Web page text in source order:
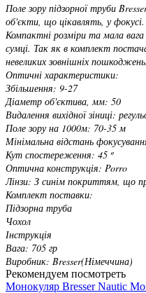
Поле зору підзорної труби
об'єкти, що цікавлять, у
Компактні розміри та мала
сумці. Так як в комплект
невеликих зовнішніх пошкоджень.
Оптичні характеристики:
Збільшення: 9-27
Діаметр об'єктива, мм: 50
Видалення вихідної зіниці:
Поле зору на 1000м: 70-35 м
Мінімальна відстань
Кут спостереження: 45 º
Оптична конструкція: Porro
Лінзи: З синім покриттям, що
Комплект поставки:
Підзорна труба
Чохол
Інструкція
Вага: 705 гр
Виробник: Bresser(Німеччина)
Рекомендуем посмотреть
Монокуляр Bresser Nautic